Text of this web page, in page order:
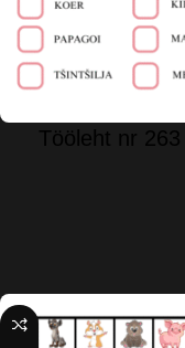
Tööleht nr